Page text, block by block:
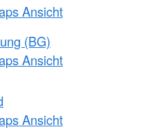
Ansicht
(BG)
Ansicht
Ansicht